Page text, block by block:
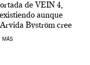
de VEIN 4,
aunque
Byström cree
complejo […]
MÁS